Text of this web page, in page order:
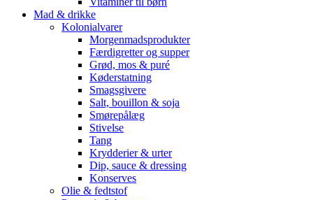
Mad & drikke
Kolonialvarer
Morgenmadsprodukter
Færdigretter og supper
Grød, mos & puré
Køderstatning
Smagsgivere
Salt, bouillon & soja
Smørepålæg
Stivelse
Tang
Krydderier & urter
Dip, sauce & dressing
Konserves
Olie & fedtstof